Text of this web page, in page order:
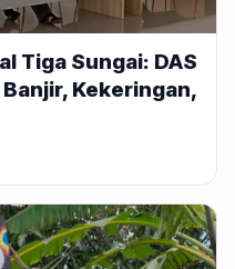
Tiga Sungai: DAS
Kekeringan,